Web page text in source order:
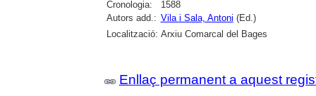
Cronologia:
1588
Autors add.: Vila i Sala, Antoni (Ed.)
Localització: Arxiu Comarcal del Bages
Enllaç permanent a aquest